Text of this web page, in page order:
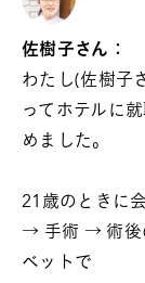
佐樹子さん：
わたし(佐樹子
ってホテルに
めました。
21歳のときに
→ 手術 → 術後
ベットで